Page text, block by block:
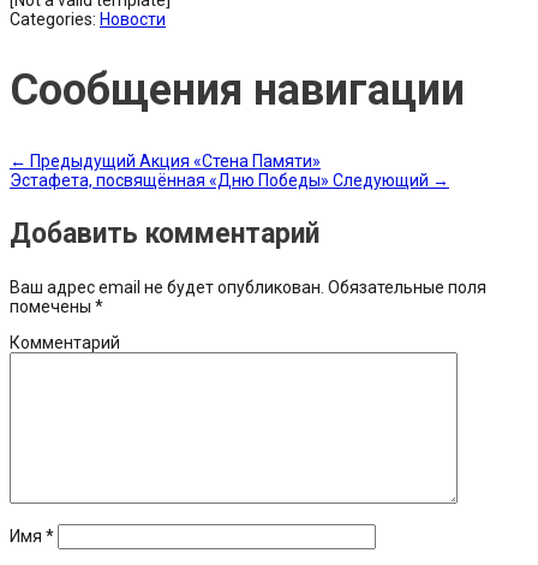
Categories: Новости
Сообщения навигации
← Предыдущий Акция «Стена Памяти»
Эстафета, посвящённая «Дню Победы» Следующий →
Добавить комментарий
Ваш адрес email не будет опубликован. Обязательные поля
помечены *
Комментарий
Имя *